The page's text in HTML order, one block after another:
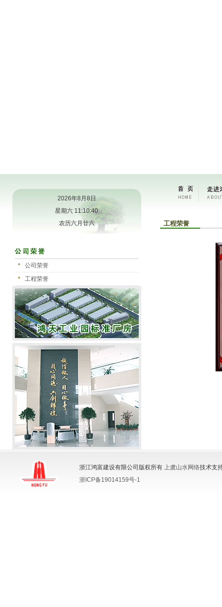
2026年8月8日
星期六 11:10:41
农历六月廿六
公司荣誉
工程荣誉
工程荣誉
浙江鸿富建设有限公司版权所有 上虞山水网络技术支
浙ICP备19014159号-1